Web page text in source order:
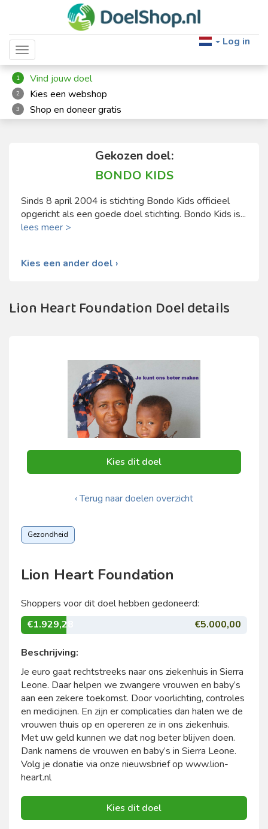
Toggle navigation
Log in
1 Vind jouw doel
2 Kies een webshop
3 Shop en doneer gratis
Gekozen doel:
BONDO KIDS
Sinds 8 april 2004 is stichting Bondo Kids officieel
opgericht als een goede doel stichting. Bondo Kids is...
lees meer >
Kies een ander doel ›
Lion Heart Foundation Doel details
Kies dit doel
‹ Terug naar doelen overzicht
Gezondheid
Lion Heart Foundation
Shoppers voor dit doel hebben gedoneerd:
€1.929,28
€5.000,00
Beschrijving:
Je euro gaat rechtstreeks naar ons ziekenhuis in Sierra
Leone. Daar helpen we zwangere vrouwen en baby’s
aan een zekere toekomst. Door voorlichting, controles
en medicijnen. En zijn er complicaties dan halen we de
vrouwen thuis op en opereren ze in ons ziekenhuis.
Met uw geld kunnen we dat nog beter blijven doen.
Dank namens de vrouwen en baby’s in Sierra Leone.
Volg je donatie via onze nieuwsbrief op www.lion-
heart.nl
Kies dit doel